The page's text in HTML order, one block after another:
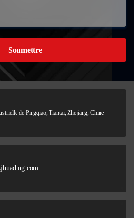
Soumettre
de Pingqiao, Tiantai, Zhejiang, Chine